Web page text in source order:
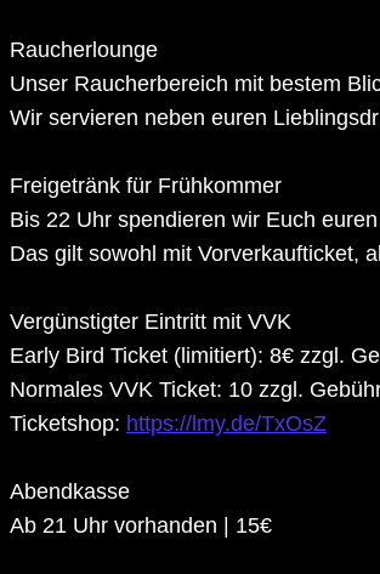
Raucherlounge
Unser Raucherbereich mit bestem
Wir servieren neben euren
Freigetränk für Frühkommer
Bis 22 Uhr spendieren wir Euch
Das gilt sowohl mit Vorverkaufticket,
Vergünstigter Eintritt mit VVK
Early Bird Ticket (limitiert): 8€ zzgl.
Normales VVK Ticket: 10 zzgl.
Ticketshop: https://lmy.de/TxOsZ
Abendkasse
Ab 21 Uhr vorhanden | 15€